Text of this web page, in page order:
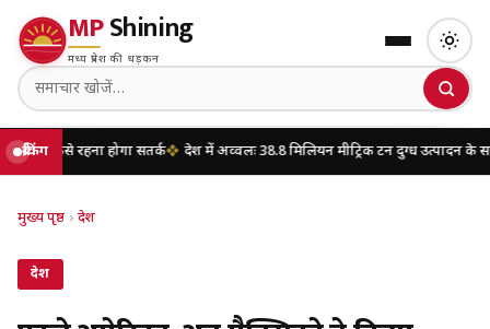
MPShining
मध्य प्रदेश की धड़कन
ब्रेकिंग
होगा सतर्क देश में अव्वलः 38.8 मिलियन मीट्रिक टन दुग्ध उत्पादन के साथ उत्तर प्रदेश
मुख्य पृष्ठ › देश
देश